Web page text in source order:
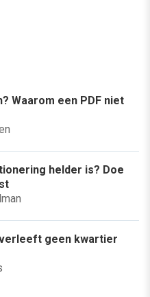
Waarom een PDF niet
helder is? Doe
geen kwartier